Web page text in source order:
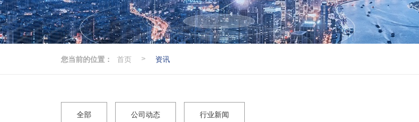
您当前的位置： 首页 > 资讯
全部 公司动态 行业新闻